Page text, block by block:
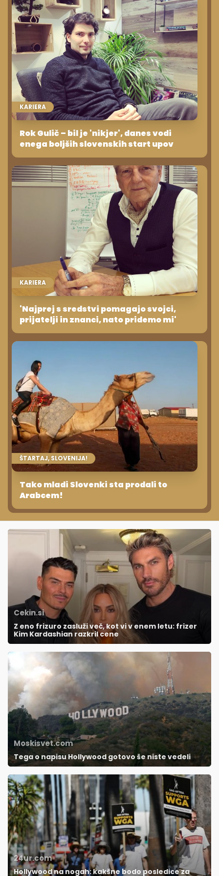
KARIERA
Rok Gulič – bil je 'nikjer', danes vodi
enega boljših slovenskih start upov
KARIERA
'Najprej s sredstvi pomagajo svojci,
prijatelji in znanci, nato pridemo mi'
ŠTARTAJ, SLOVENIJA!
Tako mladi Slovenki sta prodali to
Arabcem!
Cekin.si
Z eno frizuro zasluži več, kot vi v enem letu: frizer
Kim Kardashian razkril cene
Moskisvet.com
Tega o napisu Hollywood gotovo še niste vedeli
24ur.com
Hollywood na nogah: kakšne bodo posledice za